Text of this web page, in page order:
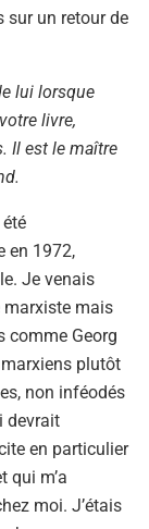
sur un retour de
lui lorsque
livre,
Il est le maître
en 1972,
Je venais
marxiste mais
comme Georg
plutôt
non inféodés
devrait
en particulier
qui m’a
moi. J’étais